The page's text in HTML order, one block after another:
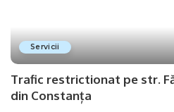
Servicii
Trafic restrictionat pe str.
din Constanța